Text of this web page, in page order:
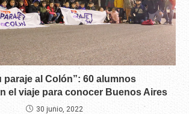
paraje al Colón”: 60 alumnos
el viaje para conocer Buenos Aires
30 junio, 2022